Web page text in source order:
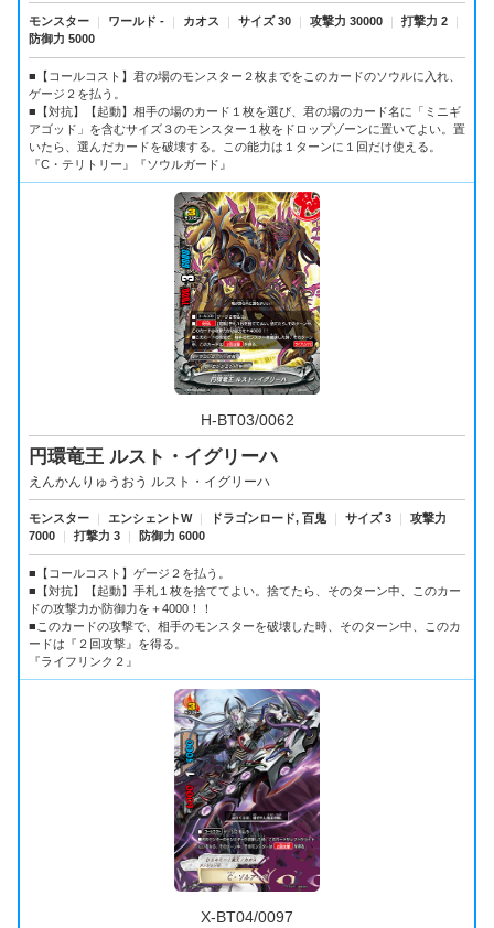
モンスター ワールド - カオス サイズ 30 攻撃力 30000 打撃力 2
防御力 5000
■【コールコスト】君の場のモンスター２枚までをこのカードのソウルに入れ、
ゲージ２を払う。
■【対抗】【起動】相手の場のカード１枚を選び、君の場のカード名に「ミニギ
アゴッド」を含むサイズ３のモンスター１枚をドロップゾーンに置いてよい。置
いたら、選んだカードを破壊する。この能力は１ターンに１回だけ使える。
『C・テリトリー』『ソウルガード』
H-BT03/0062
円環竜王 ルスト・イグリーハ
えんかんりゅうおう ルスト・イグリーハ
モンスター エンシェントW ドラゴンロード, 百鬼 サイズ 3
攻撃力
7000
打撃力 3 防御力 6000
■【コールコスト】ゲージ２を払う。
■【対抗】【起動】手札１枚を捨ててよい。捨てたら、そのターン中、このカー
ドの攻撃力か防御力を＋4000！！
■このカードの攻撃で、相手のモンスターを破壊した時、そのターン中、このカ
ードは『２回攻撃』を得る。
『ライフリンク２』
X-BT04/0097